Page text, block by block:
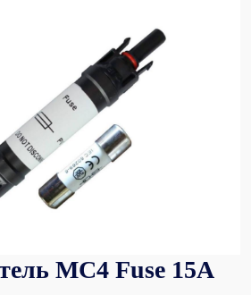
MC4 Fuse 15A